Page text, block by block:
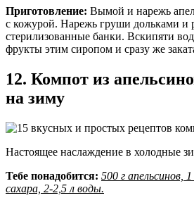
Приготовление: Вымой и нарежь
с кожурой. Нарежь груши дольками и
стерилизованные банки. Вскипяти
фрукты этим сиропом и сразу же
12. Компот из
на зиму
Настоящее наслаждение в холодные
Тебе понадобится: 500 г апельсинов,
сахара, 2-2,5 л воды.